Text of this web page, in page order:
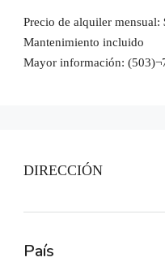
Precio de alquiler mensual:
Mantenimiento incluido
Mayor información:
DIRECCIÓN
País